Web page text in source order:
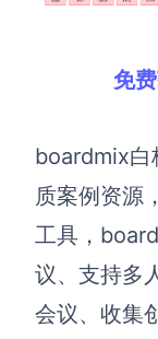
免
boardmix白
质案例资源
工具，
议、支持多
会议、收集